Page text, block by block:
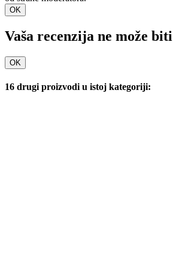
OK
Vaša recenzija ne može
OK
16 drugi proizvodi u istoj kategoriji: